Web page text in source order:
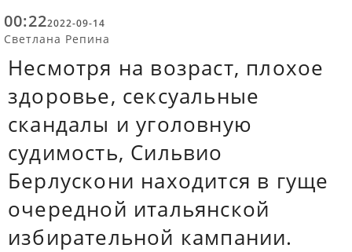
00:222022-09-14
Светлана Репина
Несмотря на возраст, плохое
здоровье, сексуальные
скандалы и уголовную
судимость, Сильвио
Берлускони находится в гуще
очередной итальянской
избирательной кампании.